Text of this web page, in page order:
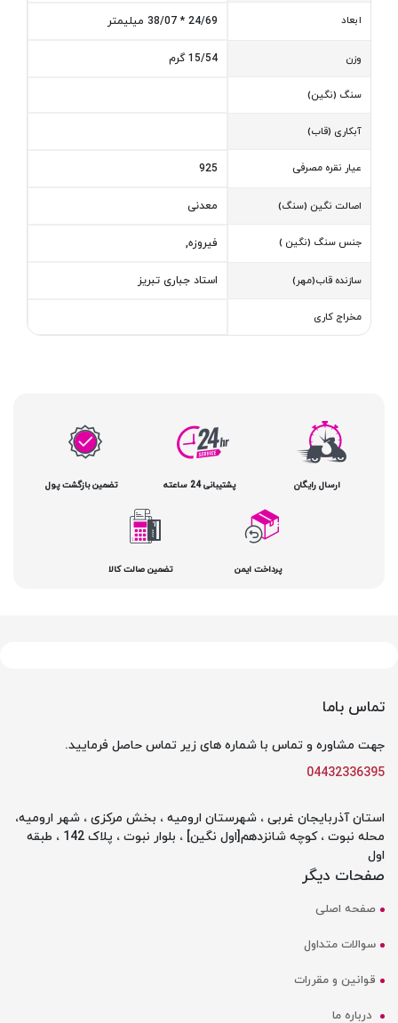
ابعاد 24/69 * 38/07 میلیمتر
وزن 15/54 گرم
سنگ (نگین)
آبکاری (قاب)
عیار نقره مصرفی 925
اصالت نگین (سنگ) معدنی
جنس سنگ (نگین ) فیروزه,
سازنده قاب(مهر) استاد جباری تبریز
مخراج کاری
ارسال رایگان پشتیبانی 24 ساعته تضمین بازگشت پول
پرداخت ایمن تضمین صالت کالا
تماس باما
جهت مشاوره و تماس با شماره های زیر تماس حاصل فرمایید.
04432336395
استان آذربایجان غربی ، شهرستان ارومیه ، بخش مرکزی ، شهر ارومیه،
محله نبوت ، کوچه شانزدهم[اول نگین] ، بلوار نبوت ، پلاک 142 ، طبقه
اول
صفحات دیگر
صفحه اصلی
سوالات متداول
قوانین و مقررات
درباره ما